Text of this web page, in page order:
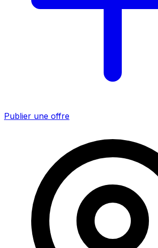
Publier une offre